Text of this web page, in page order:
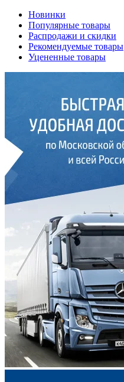
Новинки
Популярные товары
Распродажи и скидки
Рекомендуемые товары
Уцененные товары